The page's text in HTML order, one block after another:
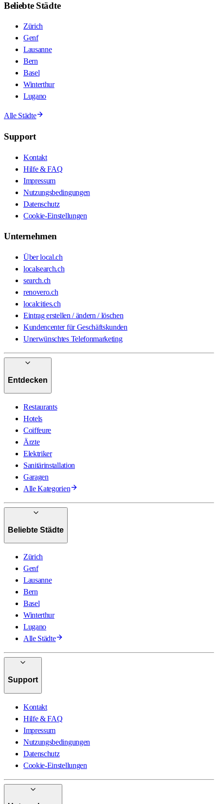
Beliebte Städte
Zürich
Genf
Lausanne
Bern
Basel
Winterthur
Lugano
Alle Städte
Support
Kontakt
Hilfe & FAQ
Impressum
Nutzungsbedingungen
Datenschutz
Cookie-Einstellungen
Unternehmen
Über local.ch
localsearch.ch
search.ch
renovero.ch
localcities.ch
Eintrag erstellen / ändern / löschen
Kundencenter für Geschäftskunden
Unerwünschtes Telefonmarketing
Entdecken
Restaurants
Hotels
Coiffeure
Ärzte
Elektriker
Sanitärinstallation
Garagen
Alle Kategorien
Beliebte Städte
Zürich
Genf
Lausanne
Bern
Basel
Winterthur
Lugano
Alle Städte
Support
Kontakt
Hilfe & FAQ
Impressum
Nutzungsbedingungen
Datenschutz
Cookie-Einstellungen